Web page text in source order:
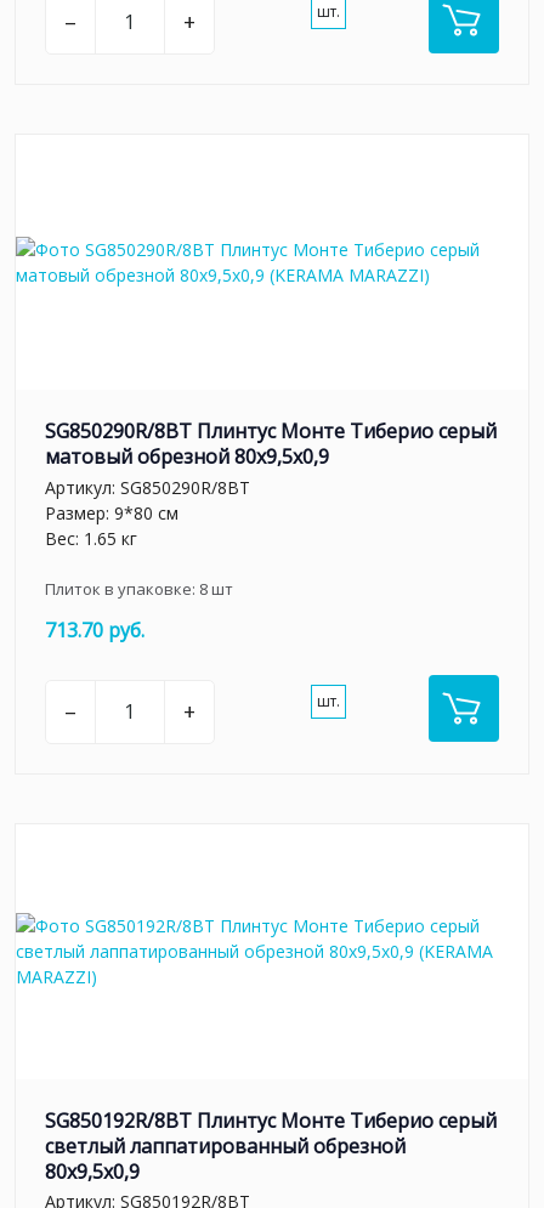
– + шт.
SG850290R/8BT Плинтус Монте Тиберио серый
матовый обрезной 80x9,5x0,9
Артикул: SG850290R/8BT
Размер: 9*80 см
Вес: 1.65 кг
Плиток в упаковке: 8шт
713.70 руб.
– + шт.
SG850192R/8BT Плинтус Монте Тиберио серый
светлый лаппатированный обрезной
80x9,5x0,9
Артикул: SG850192R/8BT